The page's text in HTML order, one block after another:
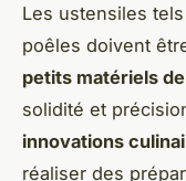
Les ustensiles
poêles doivent
petits matériels
solidité et
innovations
réaliser des